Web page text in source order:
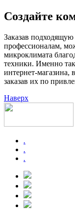
Создайте
Заказав
профессионалам,
микроклимата
техники. Именно
интернет-
заказав их по
Наверх
.
.
.